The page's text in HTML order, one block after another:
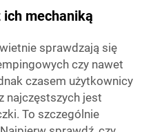
ich mechaniką
sprawdzają się
czy nawet
czasem użytkownicy
najczęstszych jest
To szczególnie